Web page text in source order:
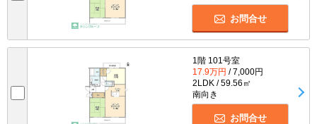
お問合せ
1階 101号室
17.9万円 / 7,000円
2LDK / 59.56㎡
南向き
お問合せ